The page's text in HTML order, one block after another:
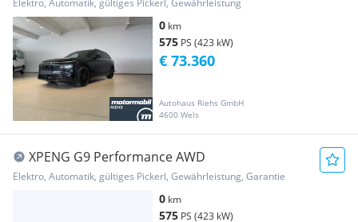
Elektro, Automatik, gültiges Pickerl, Gewährleistung
0 km
575 PS (423 kW)
Autohaus Riehs GmbH
4600 Wels
€ 73.360
XPENG G9 Performance AWD
Elektro, Automatik, gültiges Pickerl, Gewährleistung, Garantie
0 km
575 PS (423 kW)